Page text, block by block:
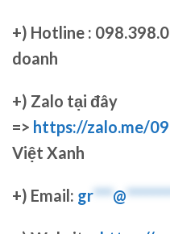
+) Hotline :
doanh
+) Zalo tại đây
=> https://zalo.me/
Việt Xanh
+) Email: gr***@